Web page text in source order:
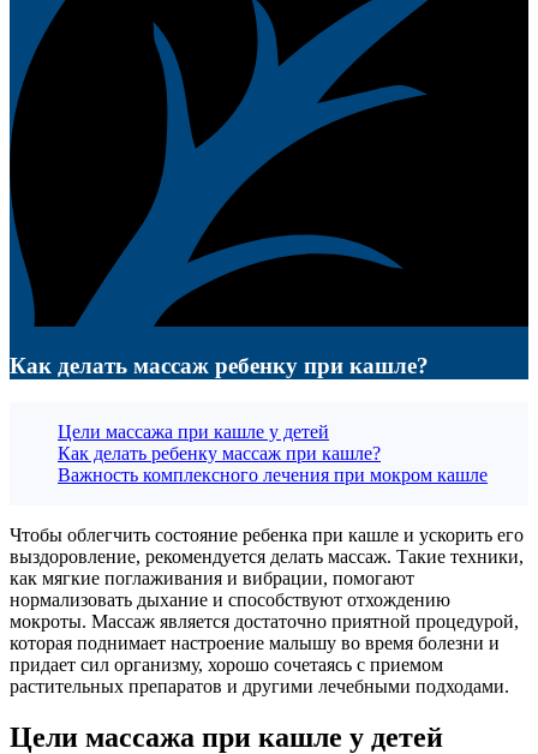
Как делать массаж ребенку при кашле?
Цели массажа при кашле у детей
Как делать ребенку массаж при кашле?
Важность комплексного лечения при мокром кашле
Чтобы облегчить состояние ребенка при кашле и ускорить его
выздоровление, рекомендуется делать массаж. Такие техники,
как мягкие поглаживания и вибрации, помогают
нормализовать дыхание и способствуют отхождению
мокроты. Массаж является достаточно приятной процедурой,
которая поднимает настроение малышу во время болезни и
придает сил организму, хорошо сочетаясь с приемом
растительных препаратов и другими лечебными подходами.
Цели массажа при кашле у детей